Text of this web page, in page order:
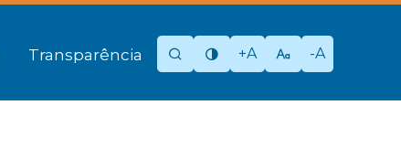
Transparência +A -A